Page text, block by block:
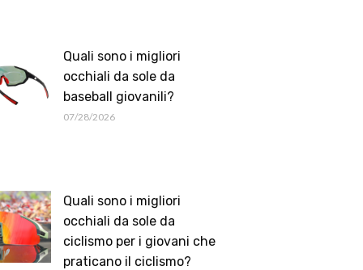
Quali sono i migliori
occhiali da sole da
baseball giovanili?
07/28/2026
Quali sono i migliori
occhiali da sole da
ciclismo per i giovani che
praticano il ciclismo?